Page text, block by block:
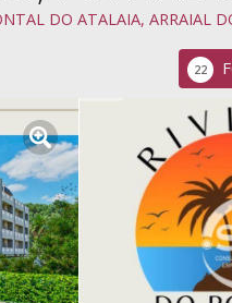
DO ATALAIA, ARRAIAL
22